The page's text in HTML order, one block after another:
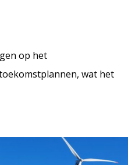
op het
wat het